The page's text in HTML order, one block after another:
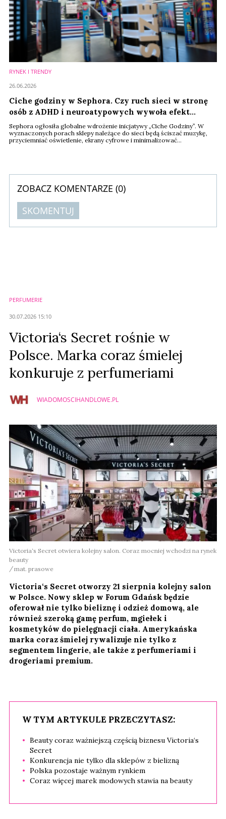
RYNEK I TRENDY
Ciche godziny w Sephora. Czy ruch sieci w stronę
osób z ADHD i neuroatypowych wywoła efekt
domina?
Sephora ogłosiła globalne wdrożenie inicjatywy „Ciche Godziny”. W
wyznaczonych porach sklepy należące do sieci będą ściszać muzykę,
przyciemniać oświetlenie, ekrany cyfrowe i minimalizować
26.06.2026
ZOBACZ KOMENTARZE (0)
SKOMENTUJ
PERFUMERIE
30.07.2026 15:10
Victoria‘s Secret rośnie w
Polsce. Marka coraz śmielej
konkuruje z perfumeriami
WIADOMOSCIHANDLOWE.PL
Victoria‘s Secret otwiera kolejny salon. Coraz mocniej wchodzi na rynek
beauty
mat. prasowe
Victoria‘s Secret otworzy 21 sierpnia kolejny salon
w Polsce. Nowy sklep w Forum Gdańsk będzie
oferował nie tylko bieliznę i odzież domową, ale
również szeroką gamę perfum, mgiełek i
kosmetyków do pielęgnacji ciała. Amerykańska
marka coraz śmielej rywalizuje nie tylko z
segmentem lingerie, ale także z perfumeriami i
drogeriami premium.
W TYM ARTYKULE PRZECZYTASZ:
Beauty coraz ważniejszą częścią biznesu Victoria‘s
Secret
Konkurencja nie tylko dla sklepów z bielizną
Polska pozostaje ważnym rynkiem
Coraz więcej marek modowych stawia na beauty